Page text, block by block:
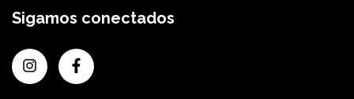
Sigamos conectados